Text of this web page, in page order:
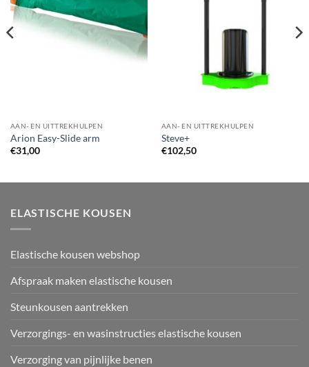
AAN- EN UITTREKHULPEN
Arion Easy-Slide arm
€31,00
AAN- EN UITTREKHULPEN
Steve+
€102,50
ELASTISCHE KOUSEN
Elastische kousen webshop
Afspraak maken elastische kousen
Steunkousen aantrekken
Verzorgings- en wasinstructies elastische kousen
Verzorging van pijnlijke benen